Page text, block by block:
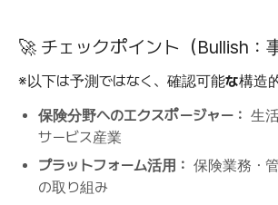
🚀 チェックポイント（Bullish：
※以下は予測ではなく、 確認可能な構造
保険分野へのエクスポージャー： 生
サービス産業
プラットフォーム活用： 保険業務・
の取り組み